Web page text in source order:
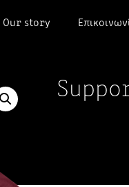
Our story